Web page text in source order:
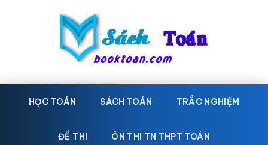
Sách
Toán
Học
toán,HỌC TOÁN SÁCH TOÁN TRẮC NGHIỆM
ĐỀ THI ÔN THI TN THPT TOÁN